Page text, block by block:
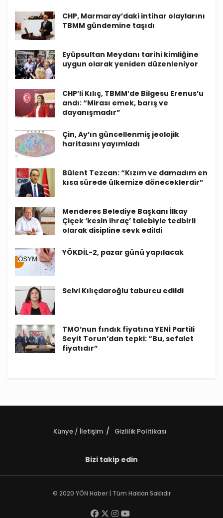
CHP, Marmaray’daki intihar olaylarını
TBMM gündemine taşıdı
Eyüpsultan Meydanı tarihi kimliğine
uygun olarak yeniden düzenleniyor
CHP’li Kılıç, TBMM’de Bilgesu Erenus’u
andı: “Mirası emek, barış ve
dayanışmadır”
Çin, Ay’ın güncellenmiş jeolojik
haritasını yayımladı
Bülent Tezcan: “Kızım ve damadım en
kısa sürede ülkemize döneceklerdir”
Menderes Belediye Başkanı İlkay
Çiçek ‘kesin ihraç’ talebiyle tedbirli
olarak disipline sevk edildi
YÖKDİL-2, pazar günü yapılacak
Selvi Kılıçdaroğlu taburcu edildi
TMO’nun fındık fiyatına YENİ Partili
Seyit Torun’dan tepki: “Bu, sefalet
fiyatıdır”
Künye / İletişim Gizlilik Politikası
Bizi takip edin
© 2020 YÖN Haber | Tüm Hakları Saklıdır